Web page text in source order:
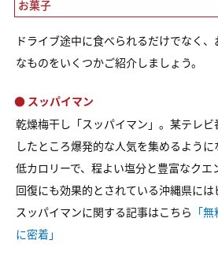
お菓子
ドライブ途中に食べられるだけでなく
なものをいくつかご紹介しましょう。
● スッパイマン
乾燥梅干し「スッパイマン」。某テレ
したところ爆発的な人気を集めるように
低カロリーで、程よい塩分と豊富なクエ
回復にも効果的とされている沖縄県には
スッパイマンに関する記事はこちら 「
に密着」